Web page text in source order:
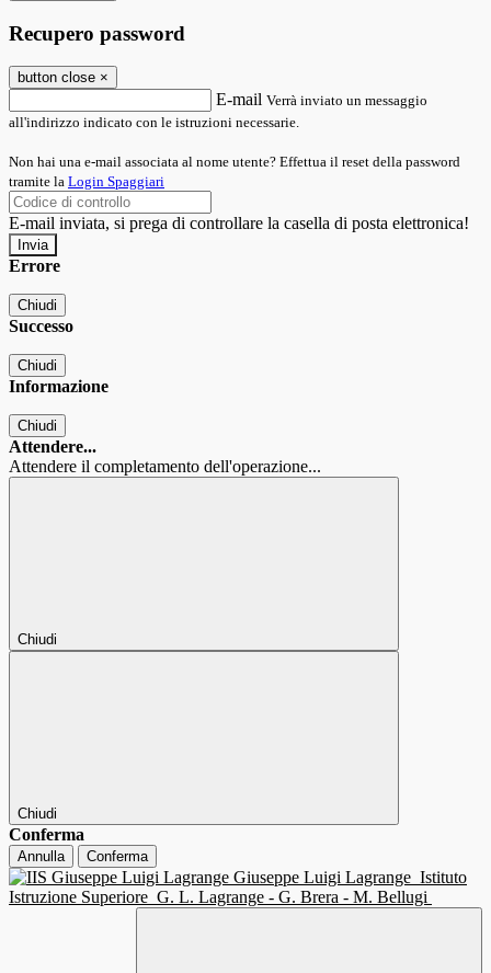
Recupero password
button close ×
E-mail Verrà inviato un messaggio
all'indirizzo indicato con le istruzioni necessarie.
Non hai una e-mail associata al nome utente? Effettua il reset della password
tramite la Login Spaggiari
E-mail inviata, si prega di controllare la casella di posta elettronica!
Errore
Chiudi
Successo
Chiudi
Informazione
Chiudi
Attendere...
Attendere il completamento dell'operazione...
Chiudi
Chiudi
Conferma
Annulla Conferma
Giuseppe Luigi Lagrange Istituto
Istruzione Superiore G. L. Lagrange - G. Brera - M. Bellugi